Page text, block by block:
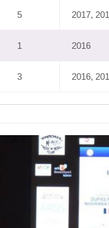
5 2017,
1 2016
3 2016,